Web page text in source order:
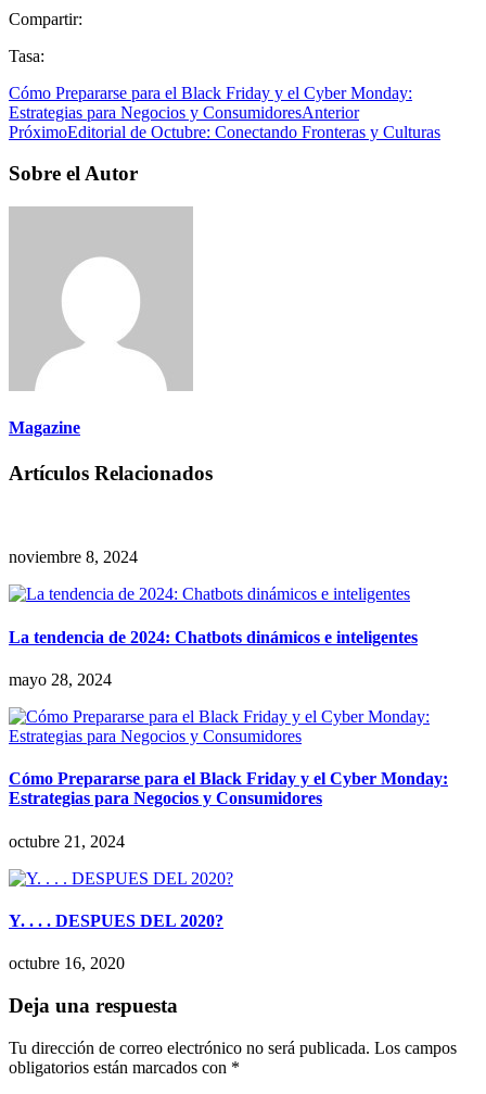
Compartir:
Tasa:
Cómo Prepararse para el Black Friday y el Cyber Monday:
Estrategias para Negocios y ConsumidoresAnterior
PróximoEditorial de Octubre: Conectando Fronteras y Culturas
Sobre el Autor
Magazine
Artículos Relacionados
noviembre 8, 2024
La tendencia de 2024: Chatbots dinámicos e inteligentes
mayo 28, 2024
Cómo Prepararse para el Black Friday y el Cyber Monday:
Estrategias para Negocios y Consumidores
octubre 21, 2024
Y. . . . DESPUES DEL 2020?
octubre 16, 2020
Deja una respuesta
Tu dirección de correo electrónico no será publicada. Los campos
obligatorios están marcados con *